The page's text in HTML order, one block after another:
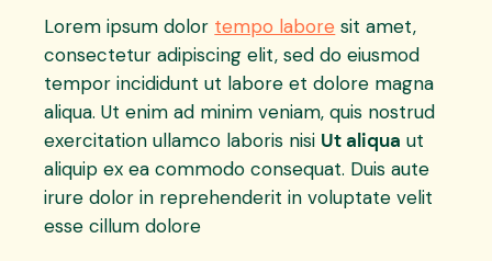
Lorem ipsum dolor tempo labore sit amet,
consectetur adipiscing elit, sed do eiusmod
tempor incididunt ut labore et dolore magna
aliqua. Ut enim ad minim veniam, quis nostrud
exercitation ullamco laboris nisi Ut aliqua ut
aliquip ex ea commodo consequat. Duis aute
irure dolor in reprehenderit in voluptate velit
esse cillum dolore